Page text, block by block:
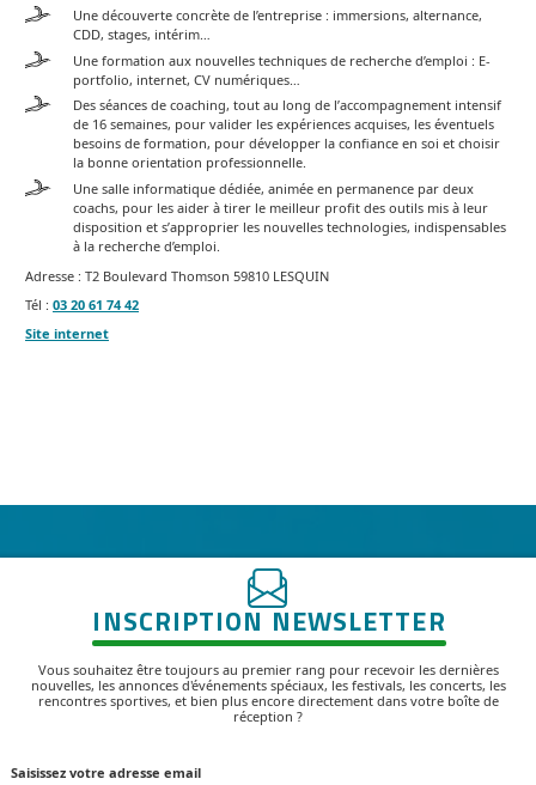
Une découverte concrète de l’entreprise : immersions, alternance,
CDD, stages, intérim…
Une formation aux nouvelles techniques de recherche d’emploi : E-
portfolio, internet, CV numériques…
Des séances de coaching, tout au long de l’accompagnement intensif
de 16 semaines, pour valider les expériences acquises, les éventuels
besoins de formation, pour développer la confiance en soi et choisir
la bonne orientation professionnelle.
Une salle informatique dédiée, animée en permanence par deux
coachs, pour les aider à tirer le meilleur profit des outils mis à leur
disposition et s’approprier les nouvelles technologies, indispensables
à la recherche d’emploi.
Adresse : T2 Boulevard Thomson 59810 LESQUIN
Tél : 03 20 61 74 42
Site internet
INSCRIPTION NEWSLETTER
Vous souhaitez être toujours au premier rang pour recevoir les dernières
nouvelles, les annonces d'événements spéciaux, les festivals, les concerts, les
rencontres sportives, et bien plus encore directement dans votre boîte de
réception ?
Saisissez votre adresse email